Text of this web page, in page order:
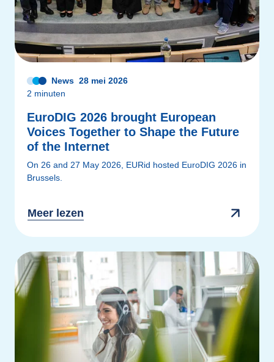
News 28 mei 2026
2 minuten
EuroDIG 2026 brought European
Voices Together to Shape the Future
of the Internet
On 26 and 27 May 2026, EURid hosted EuroDIG 2026 in
Brussels.
Meer lezen